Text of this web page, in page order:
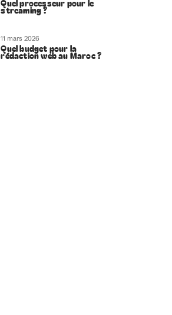
streaming ?
11 mars 2026
Quel budget pour la
rédaction web au Maroc ?